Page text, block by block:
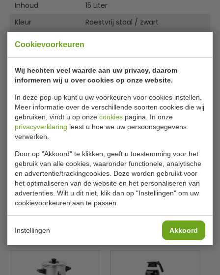
Cookievoorkeuren
Wij hechten veel waarde aan uw privacy, daarom
informeren wij u over cookies op onze website.
In deze pop-up kunt u uw voorkeuren voor cookies instellen.
Meer informatie over de verschillende soorten cookies die wij
gebruiken, vindt u op onze cookies pagina. In onze
privacyverklaring leest u hoe we uw persoonsgegevens
verwerken.
Door op "Akkoord" te klikken, geeft u toestemming voor het
gebruik van alle cookies, waaronder functionele, analytische
en advertentie/trackingcookies. Deze worden gebruikt voor
het optimaliseren van de website en het personaliseren van
advertenties. Wilt u dit niet, klik dan op "Instellingen" om uw
cookievoorkeuren aan te passen.
Instellingen Akkoord
Inhoud
15 Liter
Kleur
Roestvrij staal / zwart
Bereidingstijd
Minimaal te
bereiden
hoeveelheid
4,5 liter (30 kopjes)
Capaciteit max.
80 - 90 kopjes
Aansluitwaarde
1.6 kW
Spanning
230 V
Eigenschappen
2 aparte verwarmingssystemen,
voor bereiden en warm houden
Uitvoering
Rondfilter
Materiaal
Roestvrij staal Kunststof
Gewicht
Lees meer
Is dit iets voor jou?